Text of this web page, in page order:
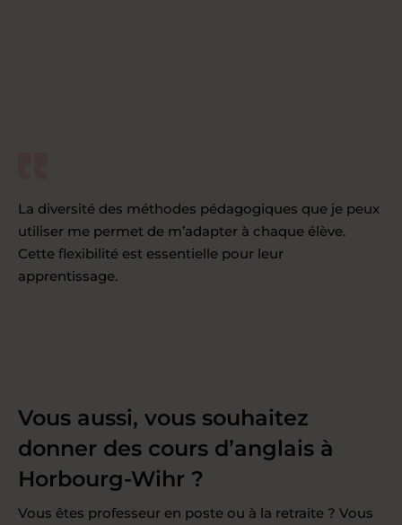
La diversité des méthodes pédagogiques que je peux
utiliser me permet de m’adapter à chaque élève.
Cette flexibilité est essentielle pour leur
apprentissage.
Vous aussi, vous souhaitez
donner des cours d’anglais à
Horbourg-Wihr ?
Vous êtes professeur en poste ou à la retraite ? Vous